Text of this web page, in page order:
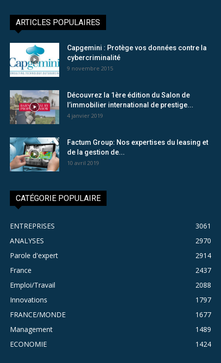
ARTICLES POPULAIRES
Capgemini : Protège vos données contre la
cybercriminalité
9 novembre 2015
Découvrez la 1ère édition du Salon de
l’immobilier international de prestige...
4 janvier 2019
Factum Group: Nos expertises du leasing et
de la gestion de...
10 avril 2019
CATÉGORIE POPULAIRE
ENTREPRISES
3061
ANALYSES
2970
Parole d'expert
2914
France
2437
Emploi/Travail
2088
Innovations
1797
FRANCE/MONDE
1677
Management
1489
ECONOMIE
1424